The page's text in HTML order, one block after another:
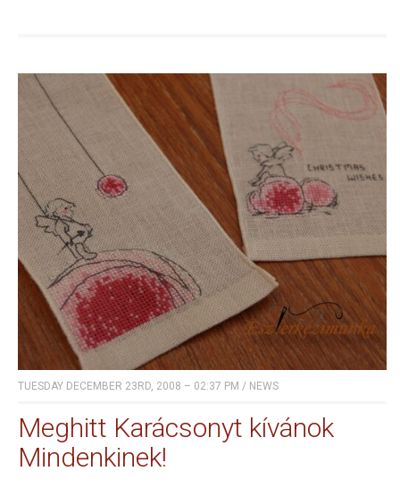
TUESDAY DECEMBER 23RD, 2008 – 02:37 PM / NEWS
Meghitt Karácsonyt kívánok
Mindenkinek!